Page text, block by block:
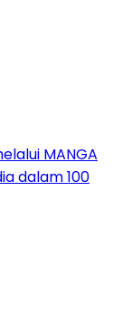
MANGA
dalam 100